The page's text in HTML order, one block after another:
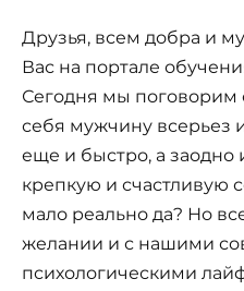
Друзья, всем добра и
Вас на портале
Сегодня мы поговорим
себя мужчину всерьез
еще и быстро, а заодно
крепкую и счастливую
мало реально да? Но
желании и с нашими
психологическими